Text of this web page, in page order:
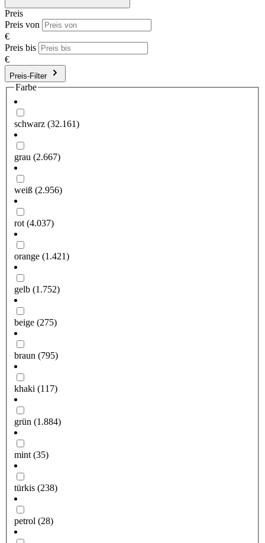
Preis
Preis von
€
Preis bis
€
Preis-Filter
Farbe
schwarz (32.161)
grau (2.667)
weiß (2.956)
rot (4.037)
orange (1.421)
gelb (1.752)
beige (275)
braun (795)
khaki (117)
grün (1.884)
mint (35)
türkis (238)
petrol (28)